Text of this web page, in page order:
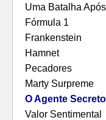
Uma Batalha
Fórmula 1
Frankenstein
Hamnet
Pecadores
Marty Surpreme
O Agente Secreto
Valor Sentimental